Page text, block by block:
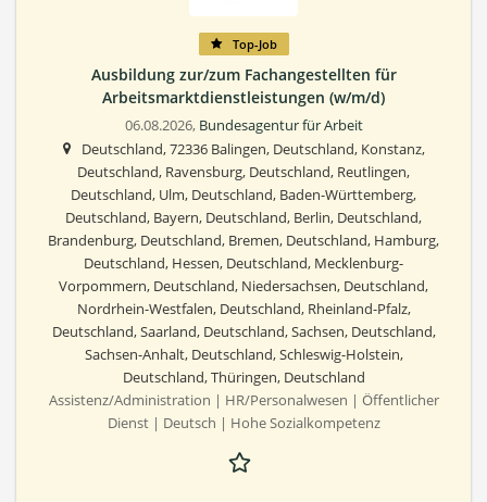
Top-Job
Ausbildung zur/zum Fachangestellten für
Arbeitsmarktdienstleistungen (w/m/d)
06.08.2026, Bundesagentur für Arbeit
Deutschland, 72336 Balingen, Deutschland, Konstanz,
Deutschland, Ravensburg, Deutschland, Reutlingen,
Deutschland, Ulm, Deutschland, Baden-Württemberg,
Deutschland, Bayern, Deutschland, Berlin, Deutschland,
Brandenburg, Deutschland, Bremen, Deutschland, Hamburg,
Deutschland, Hessen, Deutschland, Mecklenburg-
Vorpommern, Deutschland, Niedersachsen, Deutschland,
Nordrhein-Westfalen, Deutschland, Rheinland-Pfalz,
Deutschland, Saarland, Deutschland, Sachsen, Deutschland,
Sachsen-Anhalt, Deutschland, Schleswig-Holstein,
Deutschland, Thüringen, Deutschland
Assistenz/Administration | HR/Personalwesen | Öffentlicher
Dienst | Deutsch | Hohe Sozialkompetenz